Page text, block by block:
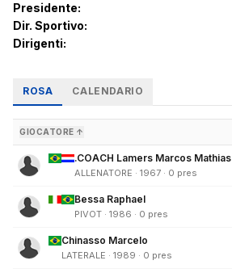
Presidente:
Dir. Sportivo:
Dirigenti:
ROSA CALENDARIO
GIOCATORE ↑
.COACH Lamers Marcos Mathias
ALLENATORE · 1967 · 0 pres
Bessa Raphael
PIVOT · 1986 · 0 pres
Chinasso Marcelo
LATERALE · 1989 · 0 pres